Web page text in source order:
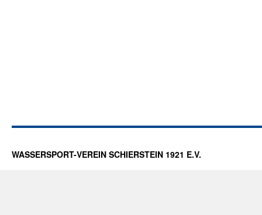
WASSERSPORT-VEREIN SCHIERSTEIN 1921 E.V.